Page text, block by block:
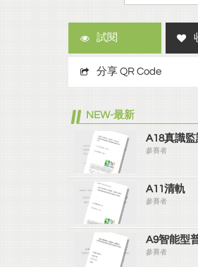
試閱
分享 QR Code
NEW-最新
A18真識監
參賽者
A11清軌
參賽者
A9智能型
參賽者